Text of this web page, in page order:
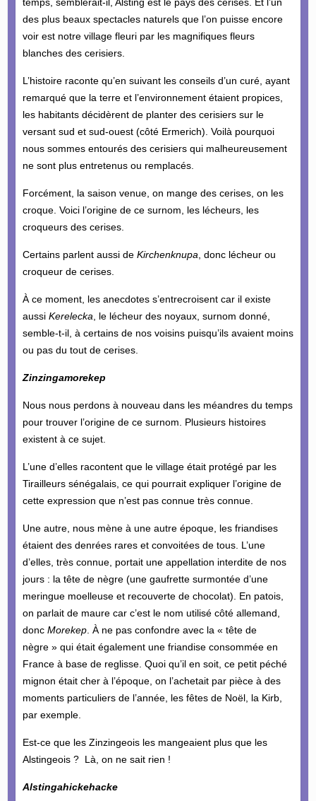
des plus beaux spectacles naturels que l’on puisse encore
voir est notre village fleuri par les magnifiques fleurs
blanches des cerisiers.
L’histoire raconte qu’en suivant les conseils d’un curé, ayant
remarqué que la terre et l’environnement étaient propices,
les habitants décidèrent de planter des cerisiers sur le
versant sud et sud-ouest (côté Ermerich). Voilà pourquoi
nous sommes entourés des cerisiers qui malheureusement
ne sont plus entretenus ou remplacés.
Forcément, la saison venue, on mange des cerises, on les
croque. Voici l’origine de ce surnom, les lécheurs, les
croqueurs des cerises.
Certains parlent aussi de Kirchenknupa , donc lécheur ou
croqueur de cerises.
À ce moment, les anecdotes s’entrecroisent car il existe
aussi Kerelecka , le lécheur des noyaux, surnom donné,
semble-t-il, à certains de nos voisins puisqu’ils avaient moins
ou pas du tout de cerises.
Zinzingamorekep
Nous nous perdons à nouveau dans les méandres du temps
pour trouver l’origine de ce surnom. Plusieurs histoires
existent à ce sujet.
L’une d’elles racontent que le village était protégé par les
Tirailleurs sénégalais, ce qui pourrait expliquer l’origine de
cette expression que n’est pas connue très connue.
Une autre, nous mène à une autre époque, les friandises
étaient des denrées rares et convoitées de tous. L’une
d’elles, très connue, portait une appellation interdite de nos
jours : la tête de nègre (une gaufrette surmontée d’une
meringue moelleuse et recouverte de chocolat). En patois,
on parlait de maure car c’est le nom utilisé côté allemand,
donc Morekep. À ne pas confondre avec la « tête de
nègre » qui était également une friandise consommée en
France à base de reglisse. Quoi qu’il en soit, ce petit péché
mignon était cher à l’époque, on l’achetait par pièce à des
moments particuliers de l’année, les fêtes de Noël, la Kirb,
par exemple.
Est-ce que les Zinzingeois les mangeaient plus que les
Alstingeois ? Là, on ne sait rien !
Alstingahickehacke